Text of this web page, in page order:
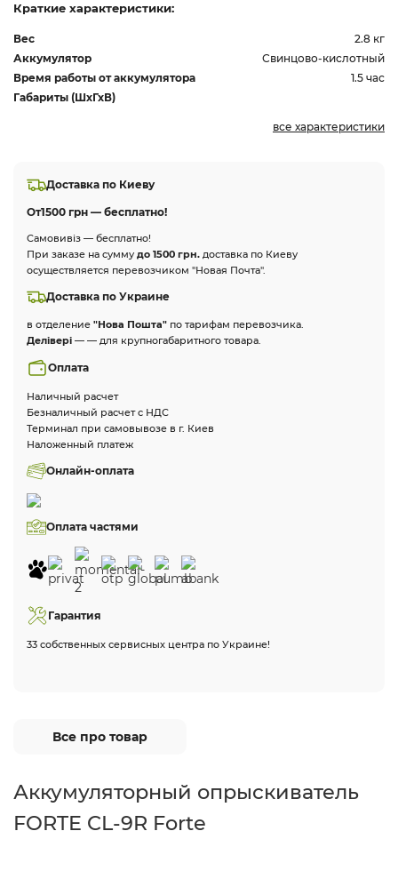
Краткие характеристики:
Вес
2.8 кг
Аккумулятор
Свинцово-кислотный
Время работы от аккумулятора
1.5 час
Габариты (ШхГхВ)
все характеристики
Доставка по Киеву
От1500 грн — бесплатно!
Самовивіз — бесплатно!
При заказе на сумму до 1500 грн. доставка по Киеву
осуществляется перевозчиком "Новая Почта".
Доставка по Украине
в отделение "Нова Пошта" по тарифам перевозчика.
Делівері — — для крупногабаритного товара.
Оплата
Наличный расчет
Безналичный расчет с НДС
Терминал при самовывозе в г. Киев
Наложенный платеж
Онлайн-оплата
Оплата частями
Гарантия
33 собственных сервисных центра по Украине!
Все про товар
Аккумуляторный опрыскиватель
FORTE CL-9R Forte